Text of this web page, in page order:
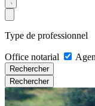
Type de professionnel
Office notarial
Rechercher
Rechercher